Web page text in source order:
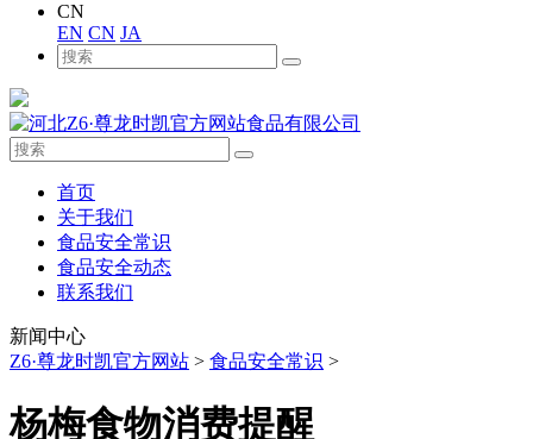
CN
EN CN JA
首页
关于我们
食品安全常识
食品安全动态
联系我们
新闻中心
Z6·尊龙时凯官方网站 > 食品安全常识 >
杨梅食物消费提醒